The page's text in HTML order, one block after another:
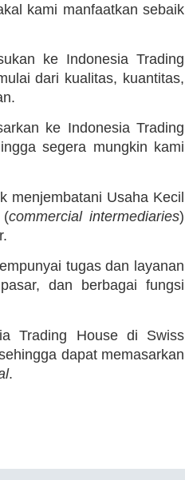
kami manfaatkan sebaik
ke Indonesia Trading
dari kualitas, kuantitas,
ke Indonesia Trading
segera mungkin kami
menjembatani Usaha Kecil
(commercial intermediaries)
tugas dan layanan
dan berbagai fungsi
Trading House di Swiss
dapat memasarkan
.